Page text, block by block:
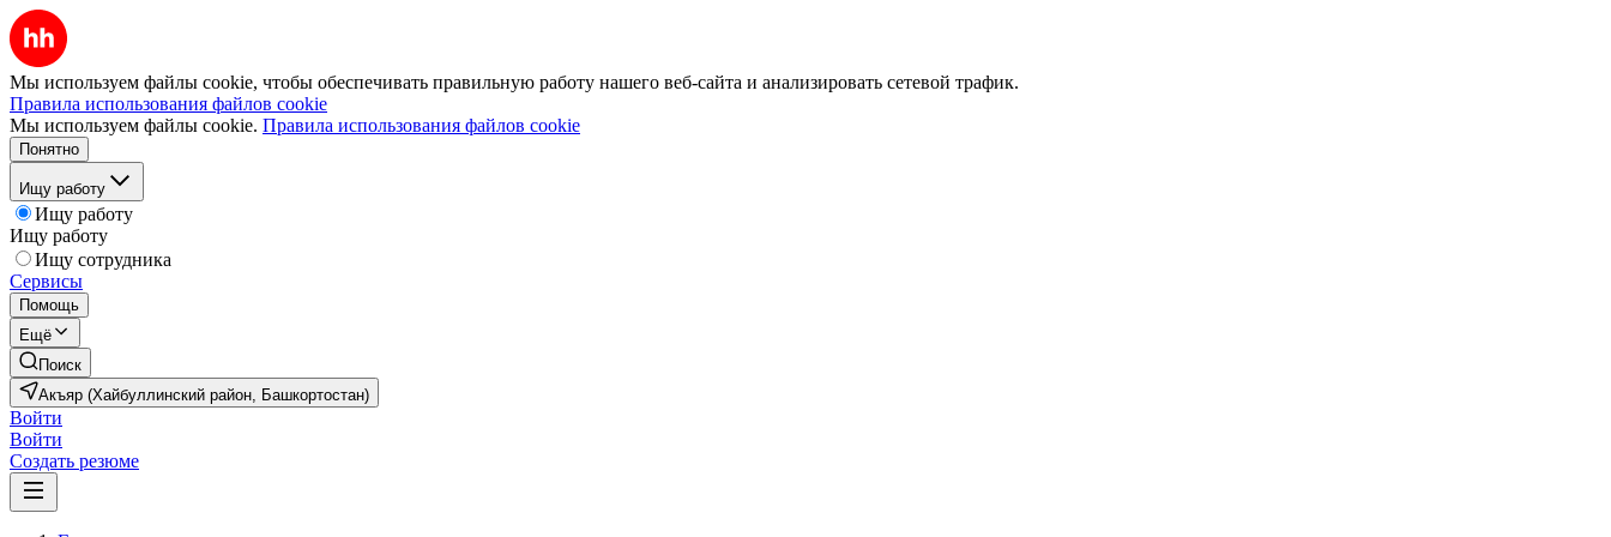
Мы используем файлы cookie, чтобы обеспечивать правильную работу нашего веб-сайта и анализировать сетевой трафик.
Правила использования файлов cookie
Мы используем файлы cookie. Правила использования файлов cookie
Понятно
Ищу работу
Ищу работу
Ищу работу
Ищу сотрудника
Сервисы
Помощь
Ещё
Поиск
Акъяр (Хайбуллинский район, Башкортостан)
Войти
Войти
Создать резюме